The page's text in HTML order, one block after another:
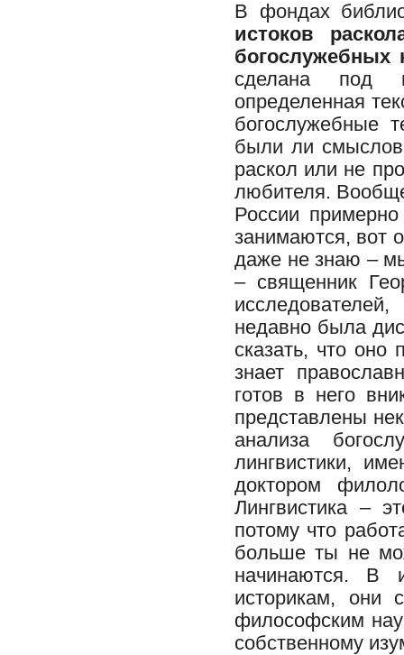
В фондах
истоков
богослужебных
сделана под
определенная
богослужебные
были ли
раскол или не
любителя.
России
занимаются, вот
даже не знаю –
– священник
недавно была
сказать, что оно
знает
готов в него
представлены
анализа
лингвистики,
доктором
Лингвистика –
потому что
больше ты не
начинаются. В
историкам, они
философским
собственному